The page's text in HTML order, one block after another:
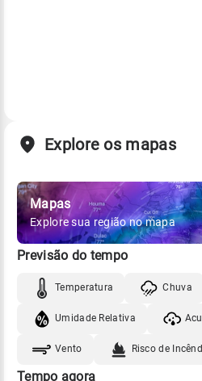
Explore os mapas
Mapas
Explore sua região no mapa
Previsão do tempo
Temperatura Chuva
Umidade Relativa
Vento Risco de
Tempo agora